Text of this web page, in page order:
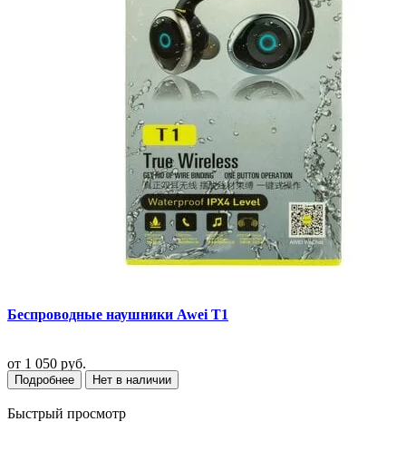
Беспроводные наушники Awei T1
от 1 050 руб.
Подробнее Нет в наличии
Быстрый просмотр